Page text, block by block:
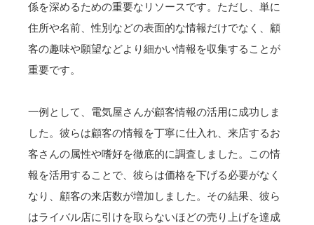
係を深めるための重要なリソースです。ただし、単に
住所や名前、性別などの表面的な情報だけでなく、顧
客の趣味や願望などより細かい情報を収集することが
重要です。
一例として、電気屋さんが顧客情報の活用に成功しま
した。彼らは顧客の情報を丁寧に仕入れ、来店するお
客さんの属性や嗜好を徹底的に調査しました。この情
報を活用することで、彼らは価格を下げる必要がなく
なり、顧客の来店数が増加しました。その結果、彼ら
はライバル店に引けを取らないほどの売り上げを達成